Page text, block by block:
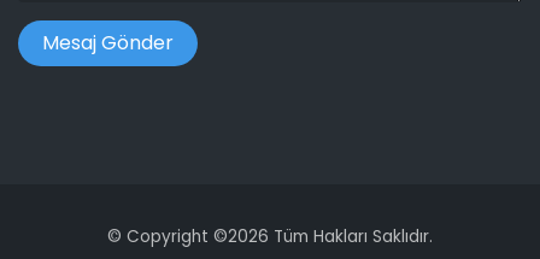
© Copyright ©2026 Tüm Hakları Saklıdır.